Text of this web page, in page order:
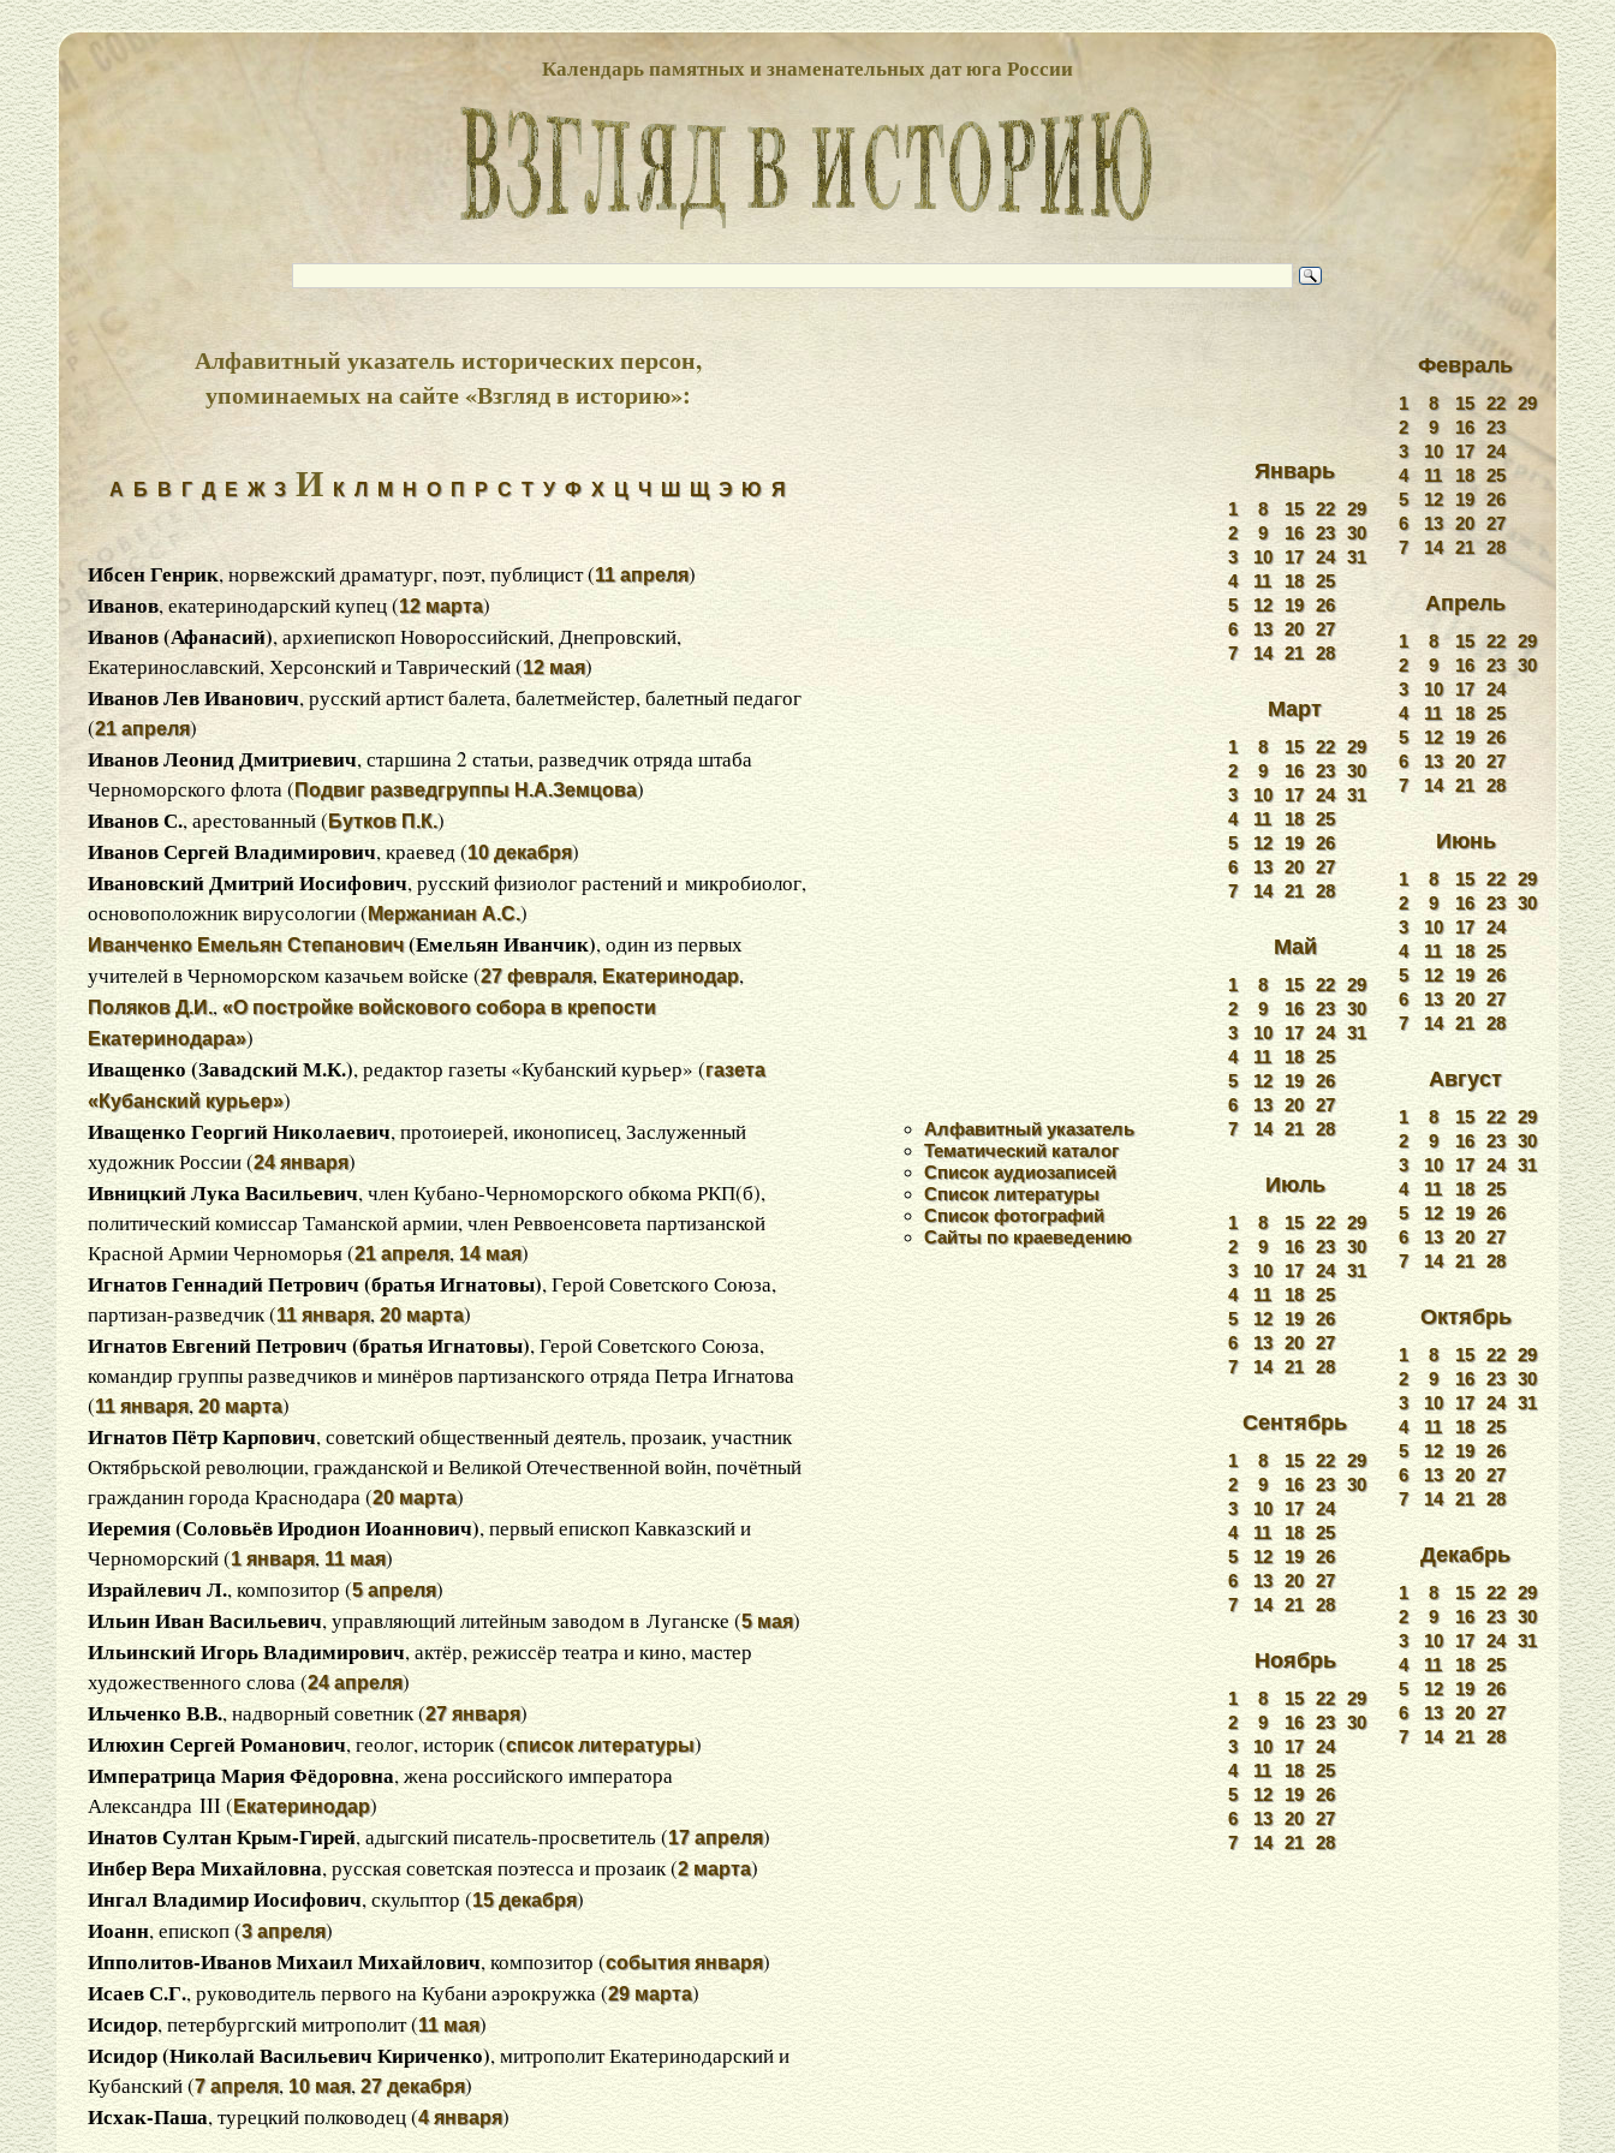
Календарь памятных и знаменательных дат юга России
Алфавитный указатель исторических персон,
упоминаемых на сайте «Взгляд в историю»:
А Б В Г Д Е Ж ЗИ К Л М Н О П Р С Т У Ф Х Ц Ч Ш Щ Э Ю Я
Ибсен Генрик, норвежский драматург, поэт, публицист (11 апреля)
Иванов, екатеринодарский купец (12 марта)
Иванов (Афанасий), архиепископ Новороссийский, Днепровский,
Екатеринославский, Херсонский и Таврический (12 мая)
Иванов Лев Иванович, русский артист балета, балетмейстер, балетный педагог
(21 апреля)
Иванов Леонид Дмитриевич, старшина 2 статьи, разведчик отряда штаба
Черноморского флота ( Подвиг разведгруппы Н.А.Земцова)
Иванов С., арестованный ( Бутков П.К.)
Иванов Сергей Владимирович, краевед (10 декабря)
Ивановский Дмитрий Иосифович, русский физиолог растений и микробиолог,
основоположник вирусологии ( Мержаниан А.С.)
Иванченко Емельян Степанович (Емельян Иванчик), один из первых
учителей в Черноморском казачьем войске (27 февраля, Екатеринодар,
Поляков Д.И.,«О постройке войскового собора в крепости
Екатеринодара»)
Иващенко (Завадский М.К.), редактор газеты «Кубанский курьер» (газета
«Кубанский курьер»)
Иващенко Георгий Николаевич, протоиерей, иконописец, Заслуженный
художник России (24 января)
Ивницкий Лука Васильевич, член Кубано-Черноморского обкома РКП(б),
политический комиссар Таманской армии, член Реввоенсовета партизанской
Красной Армии Черноморья (21 апреля, 14 мая)
Игнатов Геннадий Петрович (братья Игнатовы), Герой Советского Союза,
партизан-разведчик (11 января, 20 марта)
Игнатов Евгений Петрович (братья Игнатовы), Герой Советского Союза,
командир группы разведчиков и минёров партизанского отряда Петра Игнатова
(11 января, 20 марта)
Игнатов Пётр Карпович, советский общественный деятель, прозаик, участник
Октябрьской революции, гражданской и Великой Отечественной войн, почётный
гражданин города Краснодара (20 марта)
Иеремия (Соловьёв Иродион Иоаннович), первый епископ Кавказский и
Черноморский (1 января, 11 мая)
Израйлевич Л., композитор (5 апреля)
Ильин Иван Васильевич, управляющий литейным заводом в Луганске (5 мая)
Ильинский Игорь Владимирович, актёр, режиссёр театра и кино, мастер
художественного слова (24 апреля)
Ильченко В.В., надворный советник (27 января)
Илюхин Сергей Романович, геолог, историк (список литературы)
Императрица Мария Фёдоровна, жена российского императора
Александра III ( Екатеринодар)
Инатов Султан Крым-Гирей, адыгский писатель-просветитель (17 апреля)
Инбер Вера Михайловна, русская советская поэтесса и прозаик (2 марта)
Ингал Владимир Иосифович, скульптор (15 декабря)
Иоанн, епископ (3 апреля)
Ипполитов-Иванов Михаил Михайлович, композитор (события января)
Исаев С.Г., руководитель первого на Кубани аэрокружка (29 марта)
Исидор, петербургский митрополит (11 мая)
Исидор (Николай Васильевич Кириченко), митрополит Екатеринодарский и
Кубанский (7 апреля, 10 мая, 27 декабря)
Исхак-Паша, турецкий полководец (4 января)
Алфавитный указатель
Тематический каталог
Список аудиозаписей
Список литературы
Список фотографий
Сайты по краеведению
Январь
1 8 15 22
29
2
9 16 23
30
3
10 17 24
31
4
11 18
25
5
12 19
26
6
13 20
27
7
14 21 28
Март
1 8 15 22
29
2
9 16 23
30
3
10 17 24
31
4
11 18
25
5
12 19
26
6
13 20
27
7
14 21 28
Май
1 8 15 22
29
2
9 16 23
30
3
10 17 24
31
4
11 18
25
5
12 19
26
6
13 20
27
7
14 21 28
Июль
1 8 15 22
29
2
9 16 23
30
3
10 17 24
31
4
11 18
25
5
12 19
26
6
13 20
27
7
14 21 28
Сентябрь
1 8 15 22
29
2
9 16 23
30
3
10 17
24
4
11 18
25
5
12 19
26
6
13 20
27
7
14 21 28
Ноябрь
1 8 15 22
29
2
9 16 23
30
3
10 17
24
4
11 18
25
5
12 19
26
6
13 20
27
7
14 21 28
Февраль
1 8 15 22
29
2
9 16
23
3
10 17
24
4
11 18
25
5
12 19
26
6
13 20
27
7
14 21 28
Апрель
1 8 15 22
29
2
9 16 23
30
3
10 17
24
4
11 18
25
5
12 19
26
6
13 20
27
7
14 21 28
Июнь
1 8 15 22
29
2
9 16 23
30
3
10 17
24
4
11 18
25
5
12 19
26
6
13 20
27
7
14 21 28
Август
1 8 15 22
29
2
9 16 23
30
3
10 17 24
31
4
11 18
25
5
12 19
26
6
13 20
27
7
14 21 28
Октябрь
1 8 15 22
29
2
9 16 23
30
3
10 17 24
31
4
11 18
25
5
12 19
26
6
13 20
27
7
14 21 28
Декабрь
1 8 15 22
29
2
9 16 23
30
3
10 17 24
31
4
11 18
25
5
12 19
26
6
13 20
27
7
14 21 28